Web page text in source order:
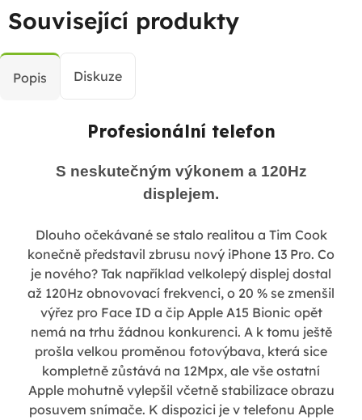
Související produkty
Popis Diskuze
Profesionální telefon
S neskutečným výkonem a 120Hz
displejem.
Dlouho očekávané se stalo realitou a Tim Cook
konečně představil zbrusu nový iPhone 13 Pro. Co
je nového? Tak například velkolepý displej dostal
až 120Hz obnovovací frekvenci, o 20 % se zmenšil
výřez pro Face ID a čip Apple A15 Bionic opět
nemá na trhu žádnou konkurenci. A k tomu ještě
prošla velkou proměnou fotovýbava, která sice
kompletně zůstává na 12Mpx, ale vše ostatní
Apple mohutně vylepšil včetně stabilizace obrazu
posuvem snímače. K dispozici je v telefonu Apple